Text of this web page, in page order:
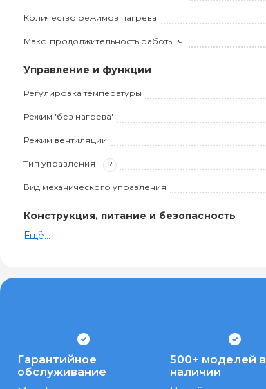
Количество режимов нагрева
Макс. продолжительность работы, ч
Управление и функции
Регулировка температуры
Режим 'без нагрева'
Режим вентиляции
Тип управления ?
Вид механического управления
Конструкция, питание и безопасность
Ещё...
Гарантийное
обслуживание
500+ моделей в
наличии